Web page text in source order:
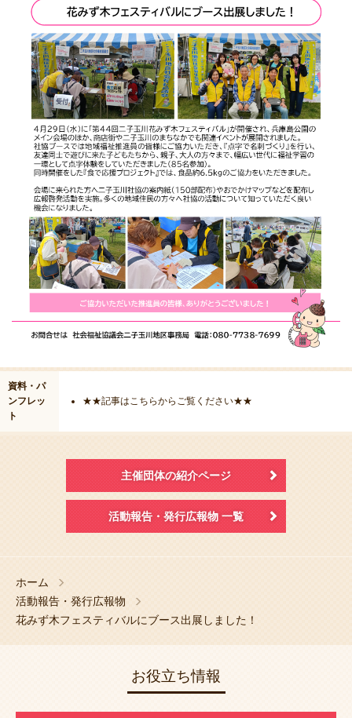
資料・パ
ンフレッ
ト
★★記事はこちらからご覧ください★★
主催団体の紹介ページ
活動報告・発行広報物 一覧
ホーム
活動報告・発行広報物
花みず木フェスティバルにブース出展しました！
お役立ち情報